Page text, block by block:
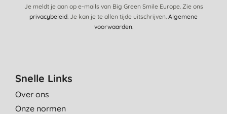
Je meldt je aan op e-mails van Big Green Smile Europe. Zie ons
privacybeleid. Je kan je te allen tijde uitschrijven. Algemene
voorwaarden.
Snelle Links
Over ons
Onze normen